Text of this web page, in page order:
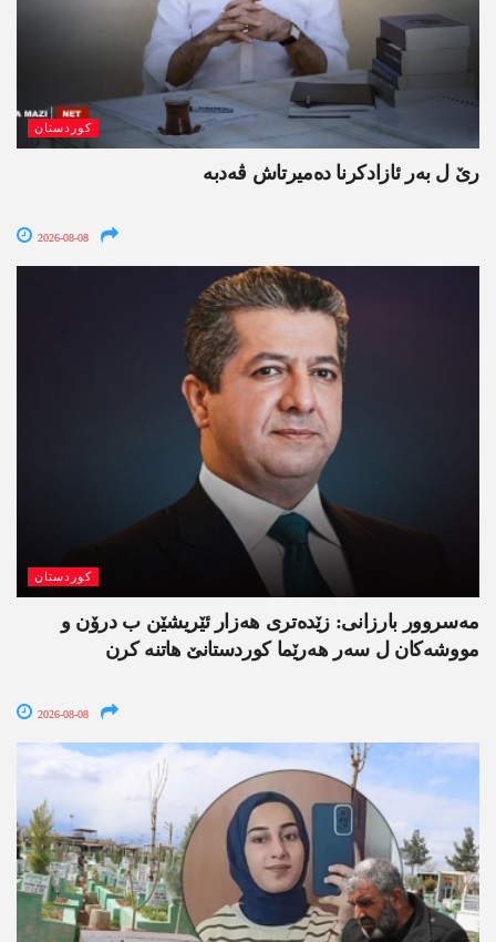
کوردستان
رێ ل بەر ئازادکرنا دەمیرتاش ڤەدبە
2026-08-08
کوردستان
مەسروور بارزانی: زێدەتری ھەزار ئێریشێن ب درۆن و
مووشەکان ل سەر ھەرێما کوردستانێ ھاتنە کرن
2026-08-08